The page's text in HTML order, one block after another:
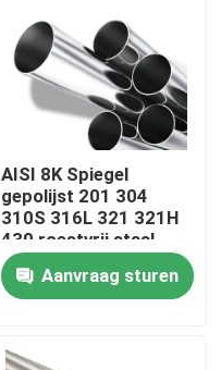
AISI 8K Spiegel
gepolijst 201 304
310S 316L 321 321H
430 roestvrij staal
gepijpt naadloos
roestvrij staal buis
Aanvraag sturen